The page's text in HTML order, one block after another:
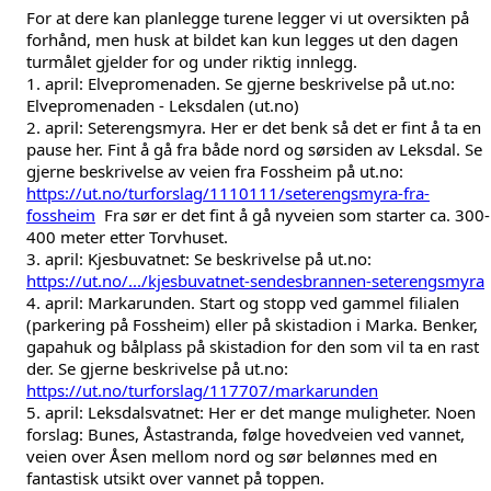
For at dere kan planlegge turene legger vi ut oversikten på
forhånd, men husk at bildet kan kun legges ut den dagen
turmålet gjelder for og under riktig innlegg.
1. april: Elvepromenaden. Se gjerne beskrivelse på ut.no:
Elvepromenaden - Leksdalen (ut.no)
2. april: Seterengsmyra. Her er det benk så det er fint å ta en
pause her. Fint å gå fra både nord og sørsiden av Leksdal. Se
https://ut.no/turforslag/1110111/seterengsmyra-fra-
fossheim Fra sør er det fint å gå nyveien som starter ca. 300-
400 meter etter Torvhuset.
https://ut.no/.../kjesbuvatnet-sendesbrannen-seterengsmyra
4. april: Markarunden. Start og stopp ved gammel filialen
(parkering på Fossheim) eller på skistadion i Marka. Benker,
gapahuk og bålplass på skistadion for den som vil ta en rast
https://ut.no/turforslag/117707/markarunden
5. april: Leksdalsvatnet: Her er det mange muligheter. Noen
forslag: Bunes, Åstastranda, følge hovedveien ved vannet,
veien over Åsen mellom nord og sør belønnes med en
fantastisk utsikt over vannet på toppen.